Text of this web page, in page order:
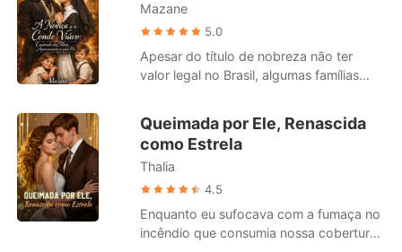
Mazane
5.0
Apesar do título de nobreza não ter
valor legal no Brasil, algumas famílias
Alencastro. Neste cenário, Maria Clara,
uma jovem professora e aspirante a
freira, órfã, criada entre as irmãs do
Instituto Santa Bárbara, é enviada pela
madre superiora para trabalhar como
babá e educadora no Solar Alencastro,
uma propriedade imponente pertencente
Queimada por Ele, Renascida
como Estrela
Thalia
4.5
Enquanto eu sufocava com a fumaça no
incêndio que consumia nossa cobertura